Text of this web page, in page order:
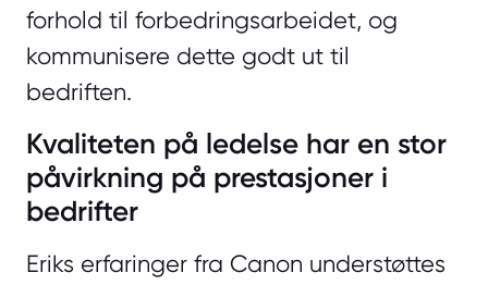
forhold til forbedringsarbeidet, og
kommunisere dette godt ut til
bedriften.
Kvaliteten på ledelse har en stor
påvirkning på prestasjoner i
bedrifter
Eriks erfaringer fra Canon understøttes